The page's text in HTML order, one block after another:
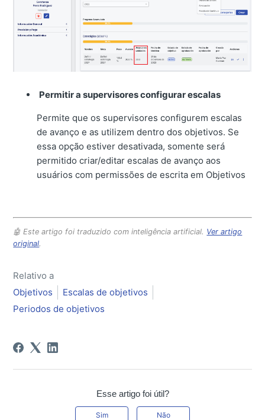
Permitir a supervisores configurar escalas
Permite que os supervisores configurem escalas
de avanço e as utilizem dentro dos objetivos. Se
essa opção estiver desativada, somente será
permitido criar/editar escalas de avanço aos
usuários com permissões de escrita em Objetivos
🤖 Este artigo foi traduzido com inteligência artificial. Ver artigo
original.
Relativo a
Objetivos
Escalas de objetivos
Periodos de objetivos
Esse artigo foi útil?
Sim Não